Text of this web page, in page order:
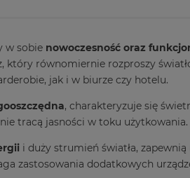
w sobie nowoczesność oraz
który równomiernie rozproszy
jak i w biurze czy hotelu.
, charakteryzuje się
tracą jasności w toku użytkowania.
i duży strumień światła,
zastosowania dodatkowych